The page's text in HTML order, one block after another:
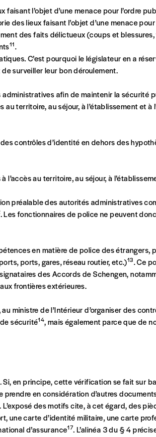
*
(RGPD)
l’objet d’une menace pour l’ordre
des lieux faisant l’objet d’une menace
des faits délictueux (coups et
11.
C’est pourquoi le législateur en a
surveiller leur bon déroulement.
afin de maintenir la sécurité
territoire, au séjour, à l’établissement et à
contrôles d’identité en dehors des
au territoire, au séjour, à
préalable des autorités administratives
. Les fonctionnaires de police ne peuvent
en matière de police des étrangers,
ports, gares, réseau routier, etc.)13. Ce
des Accords de Schengen,
frontières extérieures.
ministre de l’Intérieur d’organiser des
sécurité14, mais également parce que de
Si, en principe, cette vérification se fait sur
en considération d’autres
. L’exposé des motifs cite, à cet égard, des
une carte d’identité militaire, une carte
d’assurance17. L’alinéa 3 du § 4